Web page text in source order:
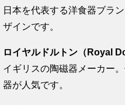
日本を代表する洋食器ブラ
ザインです。
ロイヤルドルトン（Royal
イギリスの陶磁器メーカー
器が人気です。